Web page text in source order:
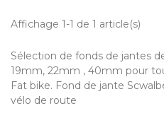
Affichage 1-1 de 1 article(s)
Sélection de fonds de jantes
19mm, 22mm , 40mm pour
Fat bike. Fond de jante
vélo de route